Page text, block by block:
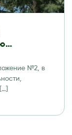
Park)
№2, в